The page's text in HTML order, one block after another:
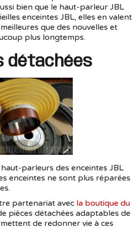
bien que le haut-parleur JBL
enceintes JBL, elles en valent
que des nouvelles et
plus longtemps.
détachées
parleurs des enceintes JBL
enceintes ne sont plus réparées
partenariat avec la boutique du
pièces détachées adaptables de
de redonner vie à ces